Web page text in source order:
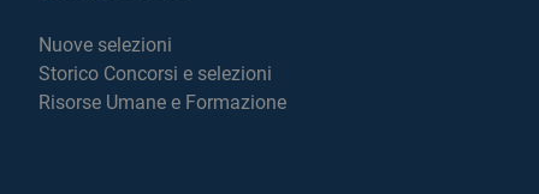
Nuove selezioni
Storico Concorsi e selezioni
Risorse Umane e Formazione